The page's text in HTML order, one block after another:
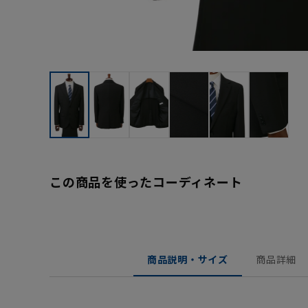
この商品を使ったコーディネート
商品説明・サイズ 商品詳細